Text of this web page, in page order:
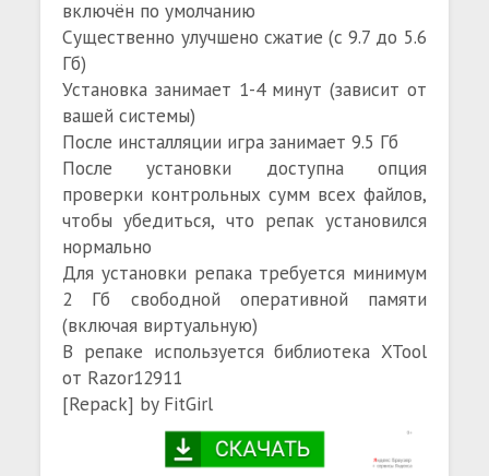
включён по умолчанию
Существенно улучшено сжатие (с 9.7 до 5.6
Гб)
Установка занимает 1-4 минут (зависит от
вашей системы)
После инсталляции игра занимает 9.5 Гб
После установки доступна опция
проверки контрольных сумм всех файлов,
чтобы убедиться, что репак установился
нормально
Для установки репака требуется минимум
2 Гб свободной оперативной памяти
(включая виртуальную)
В репаке используется библиотека XTool
от Razor12911
[Repack] by FitGirl